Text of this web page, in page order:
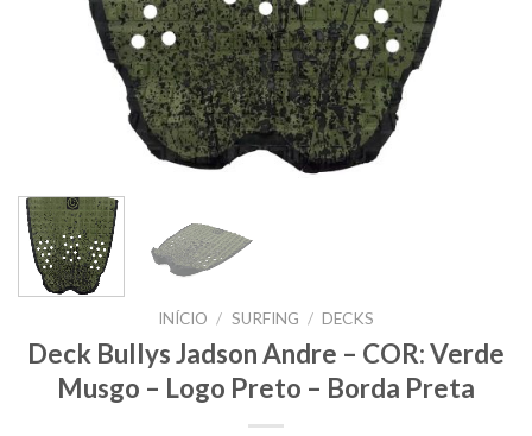
INÍCIO / SURFING / DECKS
Deck Bullys Jadson Andre – COR: Verde
Musgo – Logo Preto – Borda Preta